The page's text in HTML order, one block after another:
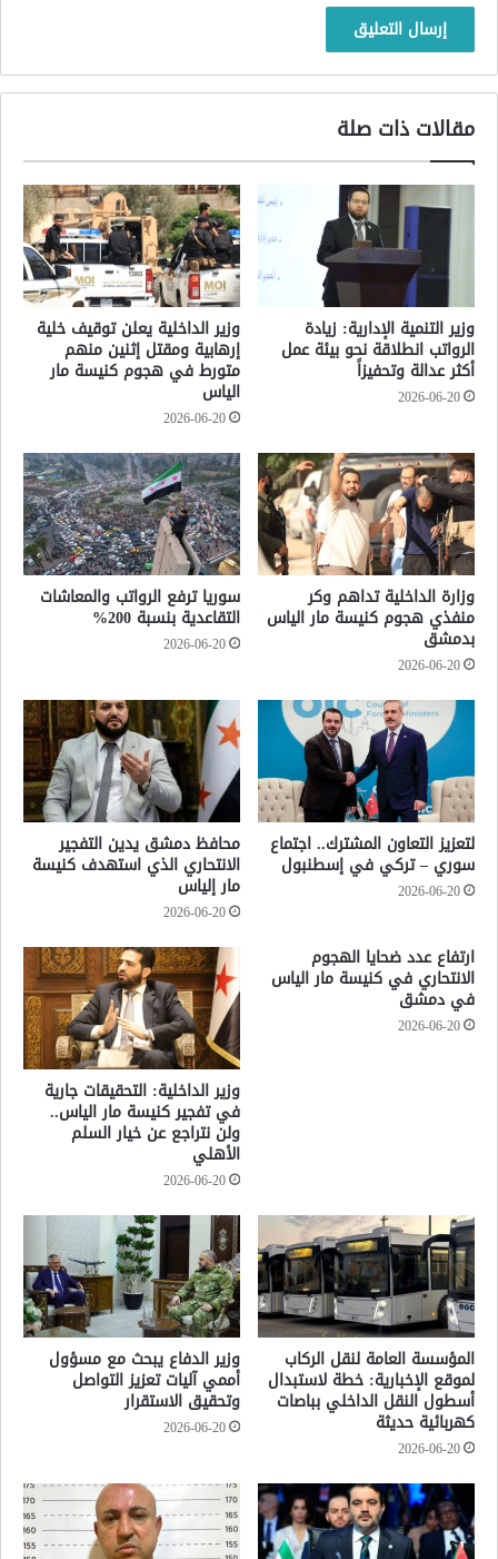
مقالات ذات صلة
وزير التنمية الإدارية: زيادة
الرواتب انطلاقة نحو بيئة عمل
أكثر عدالة وتحفيزاً
2026-06-20
وزير الداخلية يعلن توقيف خلية
إرهابية ومقتل إثنين منهم
متورط في هجوم كنيسة مار
الياس
2026-06-20
وزارة الداخلية تداهم وكر
منفذي هجوم كنيسة مار الياس
بدمشق
2026-06-20
سوريا ترفع الرواتب والمعاشات
التقاعدية بنسبة 200%
2026-06-20
لتعزيز التعاون المشترك.. اجتماع
سوري – تركي في إسطنبول
2026-06-20
محافظ دمشق يدين التفجير
الانتحاري الذي استهدف كنيسة
مار إلياس
2026-06-20
ارتفاع عدد ضحايا الهجوم
الانتحاري في كنيسة مار الياس
في دمشق
2026-06-20
وزير الداخلية: التحقيقات جارية
في تفجير كنيسة مار الياس..
ولن نتراجع عن خيار السلم
الأهلي
2026-06-20
المؤسسة العامة لنقل الركاب
لموقع الإخبارية: خطة لاستبدال
أسطول النقل الداخلي بباصات
كهربائية حديثة
2026-06-20
وزير الدفاع يبحث مع مسؤول
أممي آليات تعزيز التواصل
وتحقيق الاستقرار
2026-06-20